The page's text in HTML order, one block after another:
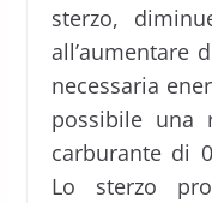
sterzo,
all’aumentare
necessaria
possibile una
carburante di
Lo sterzo